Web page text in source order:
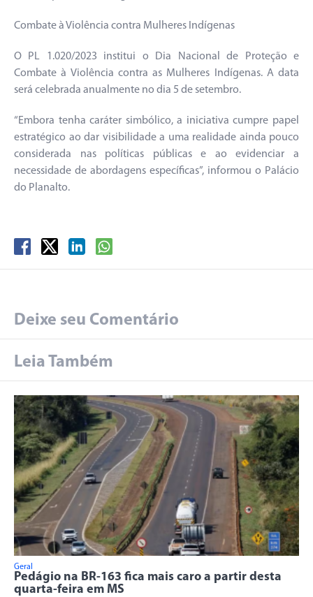
Combate à Violência contra Mulheres Indígenas
O PL 1.020/2023 institui o Dia Nacional de Proteção e
Combate à Violência contra as Mulheres Indígenas. A data
será celebrada anualmente no dia 5 de setembro.
“Embora tenha caráter simbólico, a iniciativa cumpre papel
estratégico ao dar visibilidade a uma realidade ainda pouco
considerada nas políticas públicas e ao evidenciar a
necessidade de abordagens específicas”, informou o Palácio
do Planalto.
Deixe seu Comentário
Leia Também
Geral
Pedágio na BR-163 fica mais caro a partir desta
quarta-feira em MS